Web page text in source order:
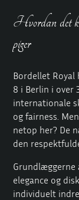
Hvordan det
piger
Bordellet
8 i Berlin i over
internationale
og fairness.
netop her? De
den
elegance og
individuelt